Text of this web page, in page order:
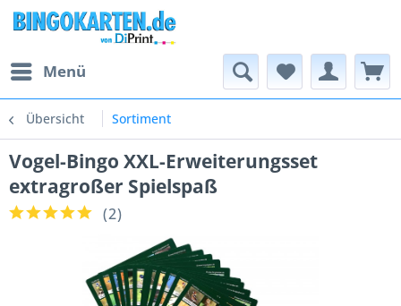
Menü
Übersicht Sortiment
Vogel-Bingo XXL-Erweiterungsset
extragroßer Spielspaß
(2)